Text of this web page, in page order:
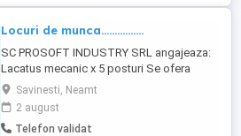
Locuri de munca................
SC PROSOFT INDUSTRY SRL angajeaza:
Lacatus mecanic x 5 posturi Se ofera
salariu atractiv, cazare. Pentru relatii
suplimentare, va rugam sa ne contactati la
numarul de telefon
Savinesti, Neamt
2 august
Telefon validat